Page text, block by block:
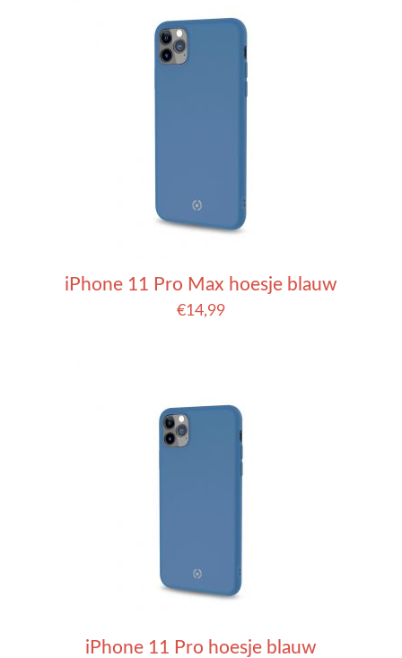
iPhone 11 Pro Max hoesje blauw
€14,99
iPhone 11 Pro hoesje blauw